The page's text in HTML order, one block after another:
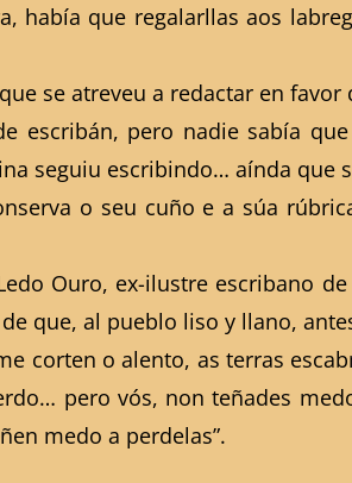
había que regalarllas aos
se atreveu a redactar en
escribán, pero nadie sabía
seguiu escribindo… aínda que
o seu cuño e a súa
Ouro, ex-ilustre escribano
que, al pueblo liso y llano,
corten o alento, as terras
pero vós, non teñades
medo a perdelas”.